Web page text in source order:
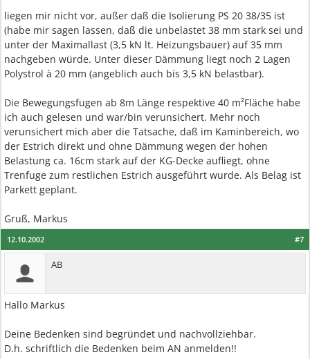
liegen mir nicht vor, außer daß die Isolierung PS 20 38/35 ist
(habe mir sagen lassen, daß die unbelastet 38 mm stark sei und
unter der Maximallast (3,5 kN lt. Heizungsbauer) auf 35 mm
nachgeben würde. Unter dieser Dämmung liegt noch 2 Lagen
Polystrol à 20 mm (angeblich auch bis 3,5 kN belastbar).
Die Bewegungsfugen ab 8m Länge respektive 40 m²Fläche habe
ich auch gelesen und war/bin verunsichert. Mehr noch
verunsichert mich aber die Tatsache, daß im Kaminbereich, wo
der Estrich direkt und ohne Dämmung wegen der hohen
Belastung ca. 16cm stark auf der KG-Decke aufliegt, ohne
Trenfuge zum restlichen Estrich ausgeführt wurde. Als Belag ist
Parkett geplant.
Gruß, Markus
#7
12.10.2002
AB
Hallo Markus
Deine Bedenken sind begründet und nachvollziehbar.
D.h. schriftlich die Bedenken beim AN anmelden!!